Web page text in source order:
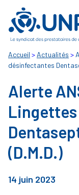
Accueil > Actualités >
désinfectantes
Alerte
(D.M.D.)
14 juin 2023